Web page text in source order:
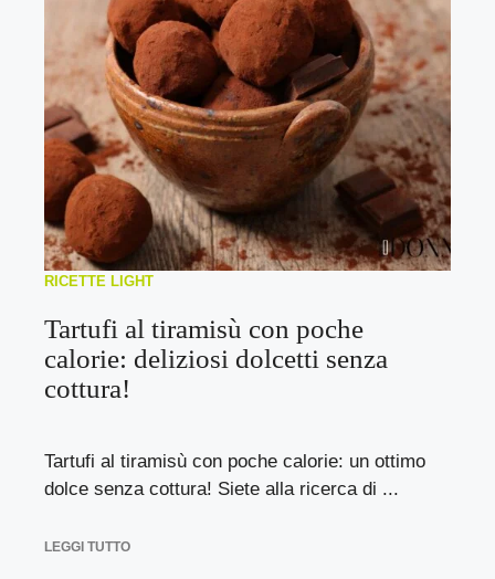
RICETTE LIGHT
Tartufi al tiramisù con poche
calorie: deliziosi dolcetti senza
cottura!
Tartufi al tiramisù con poche calorie: un ottimo
dolce senza cottura! Siete alla ricerca di ...
LEGGI TUTTO